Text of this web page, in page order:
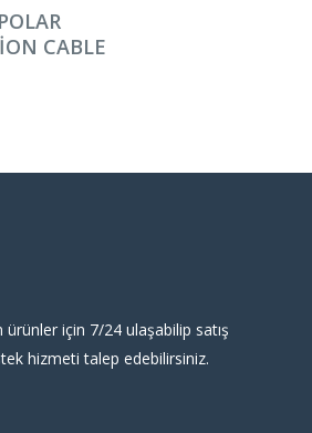
CABLE
ürünler için 7/24 ulaşabilip satış
hizmeti talep edebilirsiniz.